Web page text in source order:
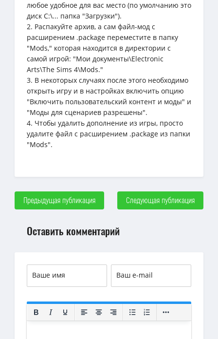
любое удобное для вас место (по умолчанию это
диск C:\... папка "Загрузки").
2. Распакуйте архив, а сам файл-мод с
расширением .package переместите в папку
"Mods," которая находится в директории с
самой игрой: "Мои документы\Electronic
Arts\The Sims 4\Mods."
3. В некоторых случаях после этого необходимо
открыть игру и в настройках включить опцию
"Включить пользовательский контент и моды" и
"Моды для сценариев разрешены".
4. Чтобы удалить дополнение из игры, просто
удалите файл с расширением .package из папки
"Mods".
Предыдущая публикация Следующая публикация
Оставить комментарий